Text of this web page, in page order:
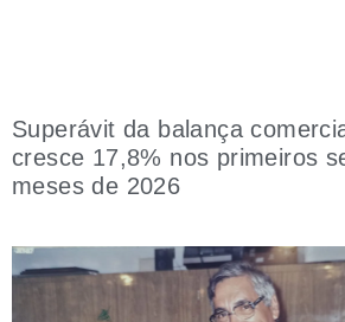
Superávit da balança
cresce 17,8% nos primeiros
meses de 2026